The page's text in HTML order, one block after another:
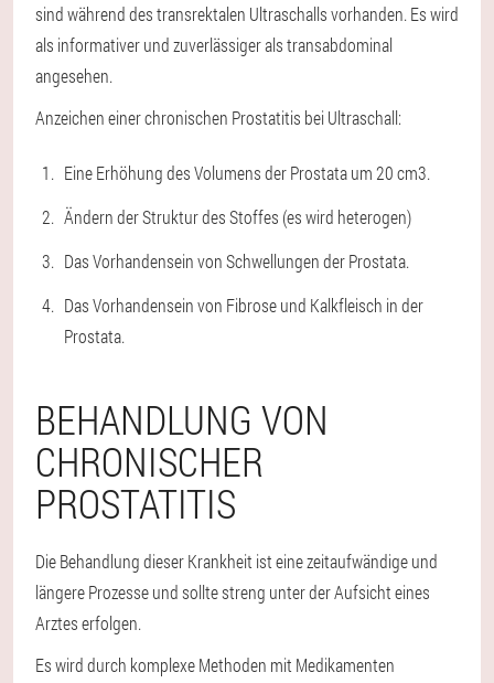
sind während des transrektalen Ultraschalls vorhanden. Es wird
als informativer und zuverlässiger als transabdominal
angesehen.
Anzeichen einer chronischen Prostatitis bei Ultraschall:
Eine Erhöhung des Volumens der Prostata um 20 cm3.
Ändern der Struktur des Stoffes (es wird heterogen)
Das Vorhandensein von Schwellungen der Prostata.
Das Vorhandensein von Fibrose und Kalkfleisch in der
Prostata.
BEHANDLUNG VON
CHRONISCHER
PROSTATITIS
Die Behandlung dieser Krankheit ist eine zeitaufwändige und
längere Prozesse und sollte streng unter der Aufsicht eines
Arztes erfolgen.
Es wird durch komplexe Methoden mit Medikamenten